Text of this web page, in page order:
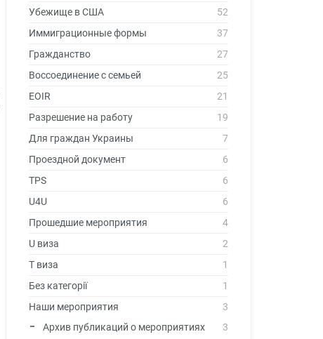
Убежище в США
52
Иммиграционные формы
37
Гражданство
27
Воссоединение с семьей
25
EOIR
21
Разрешение на работу
19
Для граждан Украины
7
Проездной документ
6
TPS
6
U4U
6
Прошедшие мероприятия
4
U виза
2
T виза
1
Без категорії
1
Наши мероприятия
3
Архив публикаций о мероприятиях
3